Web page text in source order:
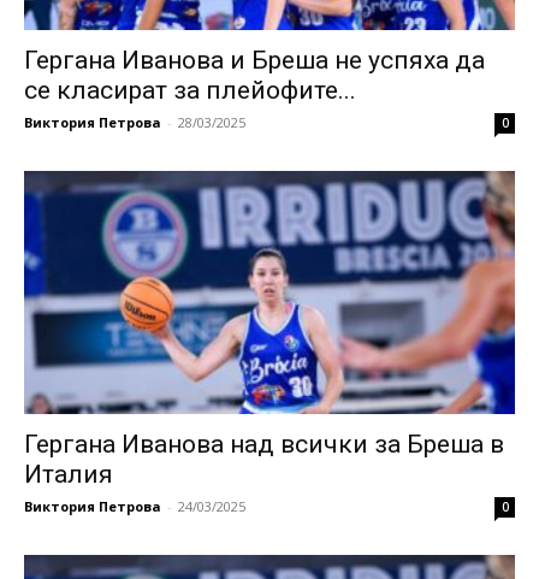
Гергана Иванова и Бреша не успяха да
се класират за плейофите...
Виктория Петрова - 28/03/2025 0
Гергана Иванова над всички за Бреша в
Италия
Виктория Петрова - 24/03/2025 0